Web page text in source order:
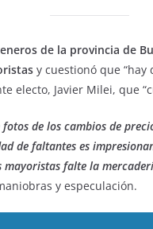
de la provincia de
y cuestionó que “hay
electo, Javier Milei, que
fotos de los cambios de
de faltantes es
falte la
y especulación.